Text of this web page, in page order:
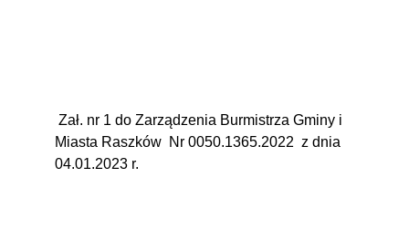
Zał. nr 1 do Zarządzenia Burmistrza Gminy i
Miasta Raszków Nr 0050.1365.2022 z dnia
04.01.2023 r.